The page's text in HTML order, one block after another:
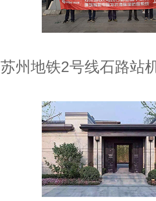
苏州地铁2号线石路站